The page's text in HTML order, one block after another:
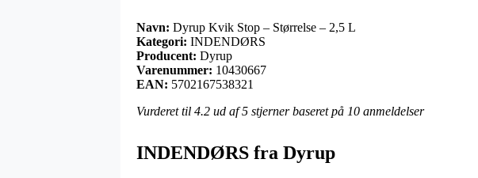
Navn: Dyrup Kvik Stop – Størrelse – 2,5 L
Kategori: INDENDØRS
Producent: Dyrup
Varenummer: 10430667
EAN: 5702167538321
Vurderet til 4.2 ud af 5 stjerner baseret på 10 anmeldelser
INDENDØRS fra Dyrup